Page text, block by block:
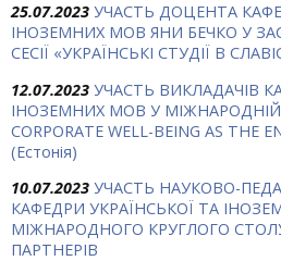
25.07.2023 УЧАСТЬ ДОЦЕНТА
ІНОЗЕМНИХ МОВ ЯНИ БЕЧКО У
СЕСІЇ «УКРАЇНСЬКІ СТУДІЇ В
12.07.2023 УЧАСТЬ ВИКЛАДАЧІВ
ІНОЗЕМНИХ МОВ У МІЖНАРОДНІЙ
CORPORATE WELL-BEING AS THE
(Естонія)
10.07.2023 УЧАСТЬ НАУКОВО-
КАФЕДРИ УКРАЇНСЬКОЇ ТА
МІЖНАРОДНОГО КРУГЛОГО
ПАРТНЕРІВ